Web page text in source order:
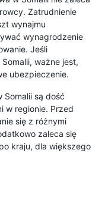
Zatrudnienie
wynajmu
wynagrodzenie
Jeśli
ważne jest,
ubezpieczenie.
Somalii są dość
w regionie. Przed
się z różnymi
zaleca się
kraju, dla większego